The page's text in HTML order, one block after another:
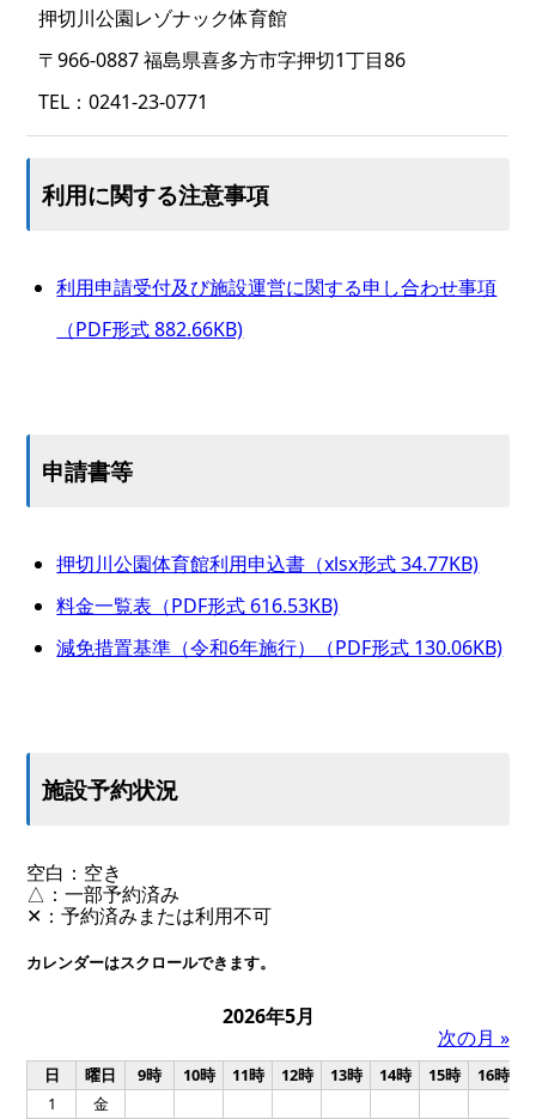
押切川公園レゾナック体育館
〒966-0887 福島県喜多方市字押切1丁目86
TEL：0241-23-0771
利用に関する注意事項
利用申請受付及び施設運営に関する申し合わせ事項
（PDF形式 882.66KB)
申請書等
押切川公園体育館利用申込書（xlsx形式 34.77KB)
料金一覧表（PDF形式 616.53KB)
減免措置基準（令和6年施行）（PDF形式 130.06KB)
施設予約状況
空白：空き
△：一部予約済み
✕：予約済みまたは利用不可
カレンダーはスクロールできます。
2026年5月
次の月 »
日 曜日 9時 10時 11時 12時 13時 14時 15時 16時
1
金